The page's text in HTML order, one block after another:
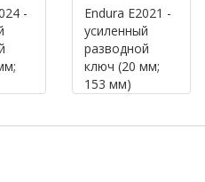
-
Endura E2021 -
усиленный
разводной
ключ (20 мм;
153 мм)